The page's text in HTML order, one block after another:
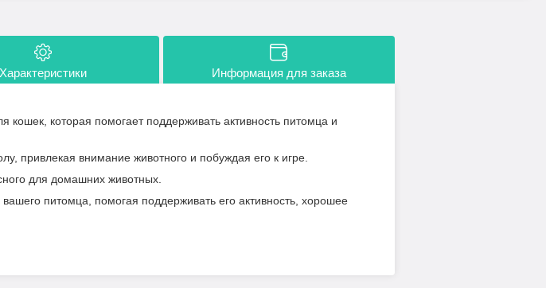
Характеристики Информация для заказа
кошек, которая помогает поддерживать активность питомца и
привлекая внимание животного и побуждая его к игре.
для домашних животных.
питомца, помогая поддерживать его активность, хорошее